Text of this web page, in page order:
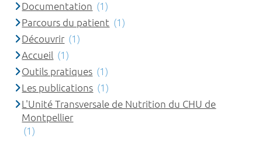
Documentation (1)
Parcours du patient (1)
Découvrir (1)
Accueil (1)
Outils pratiques (1)
Les publications (1)
L'Unité Transversale de Nutrition du CHU de
Montpellier
(1)